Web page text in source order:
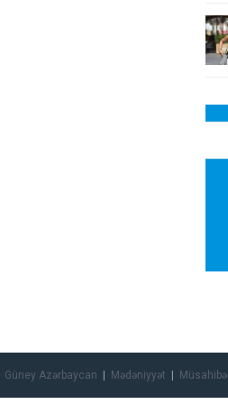
Güney Azərbaycan Mədəniyyət Müsahibə